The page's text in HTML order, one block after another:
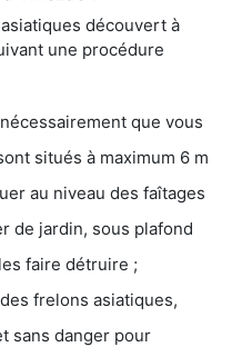
découvert à
une procédure
que vous
situés à maximum 6 m
au niveau des faîtages
de jardin, sous plafond
faire détruire ;
frelons asiatiques,
sans danger pour